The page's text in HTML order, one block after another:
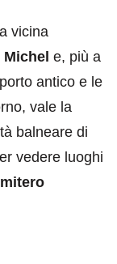
vicina
Michel e, più a
antico e le
vale la
balneare di
vedere luoghi